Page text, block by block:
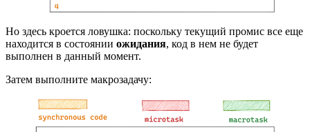
Но здесь кроется ловушка: поскольку текущий промис все еще
находится в состоянии ожидания, код в нем не будет
выполнен в данный момент.
Затем выполните макрозадачу: